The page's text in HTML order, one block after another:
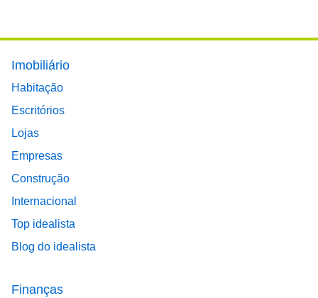
Footer main menu
Imobiliário
Habitação
Escritórios
Lojas
Empresas
Construção
Internacional
Top idealista
Blog do idealista
Finanças